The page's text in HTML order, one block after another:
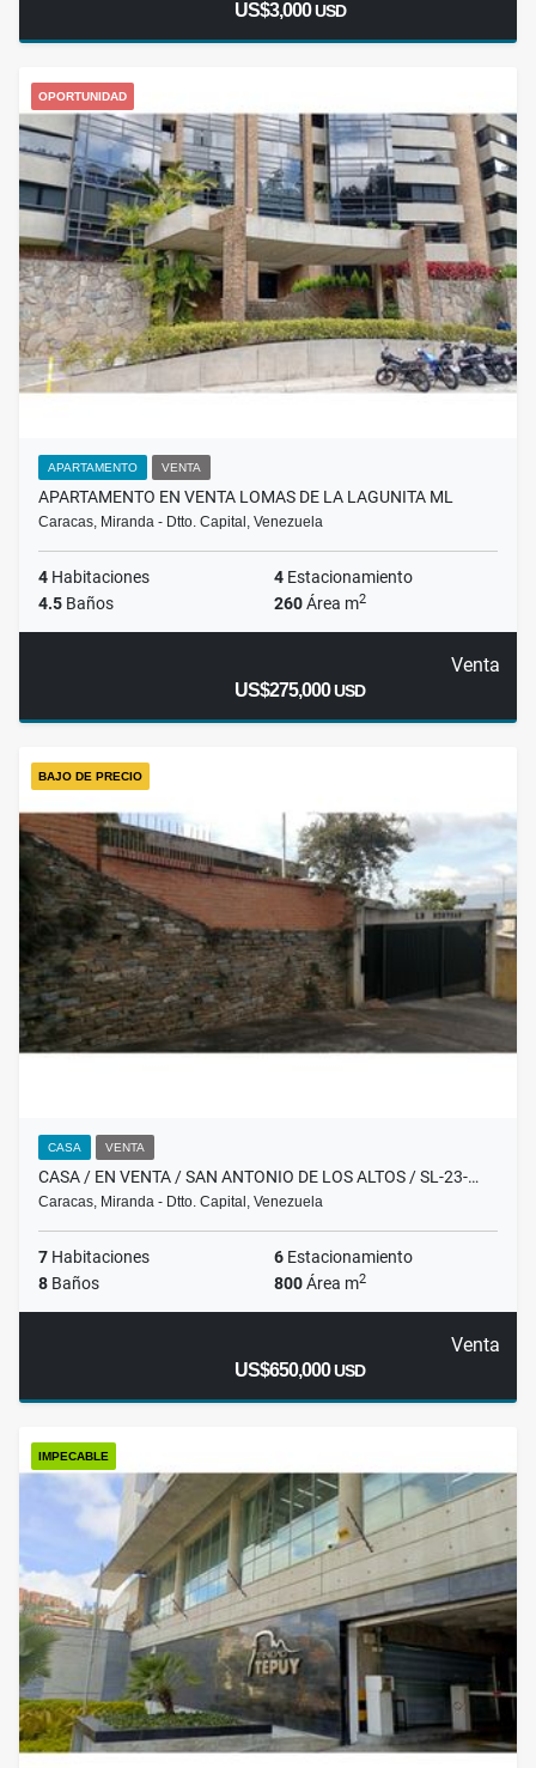
US$3,000USD
OPORTUNIDAD
APARTAMENTO VENTA
APARTAMENTO EN VENTA LOMAS DE LA LAGUNITA ML
Caracas, Miranda - Dtto. Capital, Venezuela
4 Habitaciones 4 Estacionamiento
4.5 Baños 260Área m2
Venta
US$275,000USD
BAJO DE PRECIO
CASA VENTA
CASA / EN VENTA / SAN ANTONIO DE LOS ALTOS / SL-23-…
Caracas, Miranda - Dtto. Capital, Venezuela
7 Habitaciones 6 Estacionamiento
8 Baños 800Área m2
Venta
US$650,000USD
IMPECABLE